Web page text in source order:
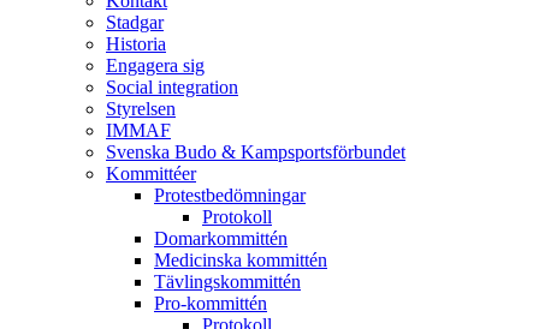
Stadgar
Historia
Engagera sig
Social integration
Styrelsen
IMMAF
Svenska Budo & Kampsportsförbundet
Kommittéer
Protestbedömningar
Protokoll
Domarkommittén
Medicinska kommittén
Tävlingskommittén
Pro-kommittén
Protokoll